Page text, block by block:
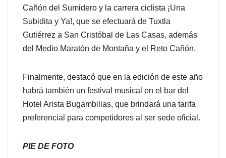
Cañón del Sumidero y la carrera ciclista ¡Una
Subidita y Ya!, que se efectuará de Tuxtla
Gutiérrez a San Cristóbal de Las Casas, además
del Medio Maratón de Montaña y el Reto Cañón.
Finalmente, destacó que en la edición de este año
habrá también un festival musical en el bar del
Hotel Arista Bugambilias, que brindará una tarifa
preferencial para competidores al ser sede oficial.
PIE DE FOTO